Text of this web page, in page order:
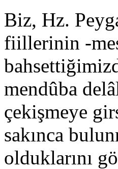
Biz, Hz.
fiil­lerinin -
mendûba
çekişmeye
sakınca
olduklarını